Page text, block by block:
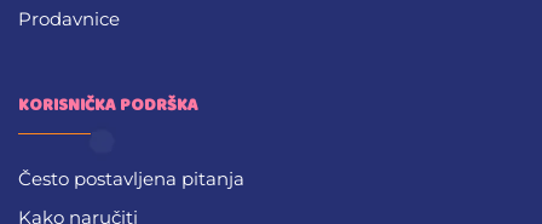
Prodavnice
KORISNIČKA PODRŠKA
Često postavljena pitanja
Kako naručiti